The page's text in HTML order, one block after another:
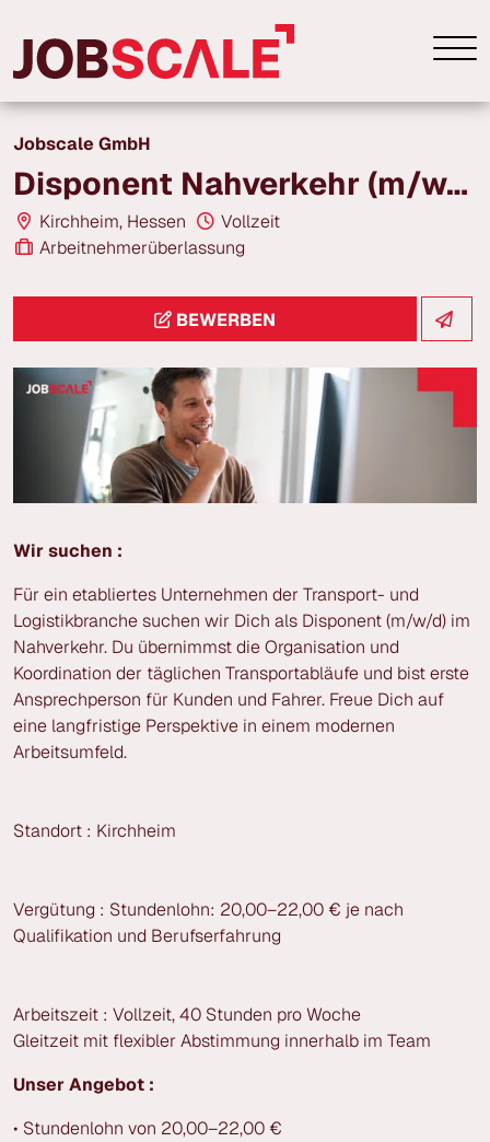
Jobscale GmbH
Disponent Nahverkehr (m/w/d) | 20,00–22,00 € | Kirchheim
Kirchheim, Hessen
Vollzeit
Arbeitnehmerüberlassung
BEWERBEN
Wir suchen :
Für ein etabliertes Unternehmen der Transport- und
Logistikbranche suchen wir Dich als Disponent (m/w/d) im
Nahverkehr. Du übernimmst die Organisation und
Koordination der täglichen Transportabläufe und bist erste
Ansprechperson für Kunden und Fahrer. Freue Dich auf
eine langfristige Perspektive in einem modernen
Arbeitsumfeld.
Standort : Kirchheim
Vergütung : Stundenlohn: 20,00–22,00 € je nach
Qualifikation und Berufserfahrung
Arbeitszeit : Vollzeit, 40 Stunden pro Woche
Gleitzeit mit flexibler Abstimmung innerhalb im Team
Unser Angebot :
• Stundenlohn von 20,00–22,00 €